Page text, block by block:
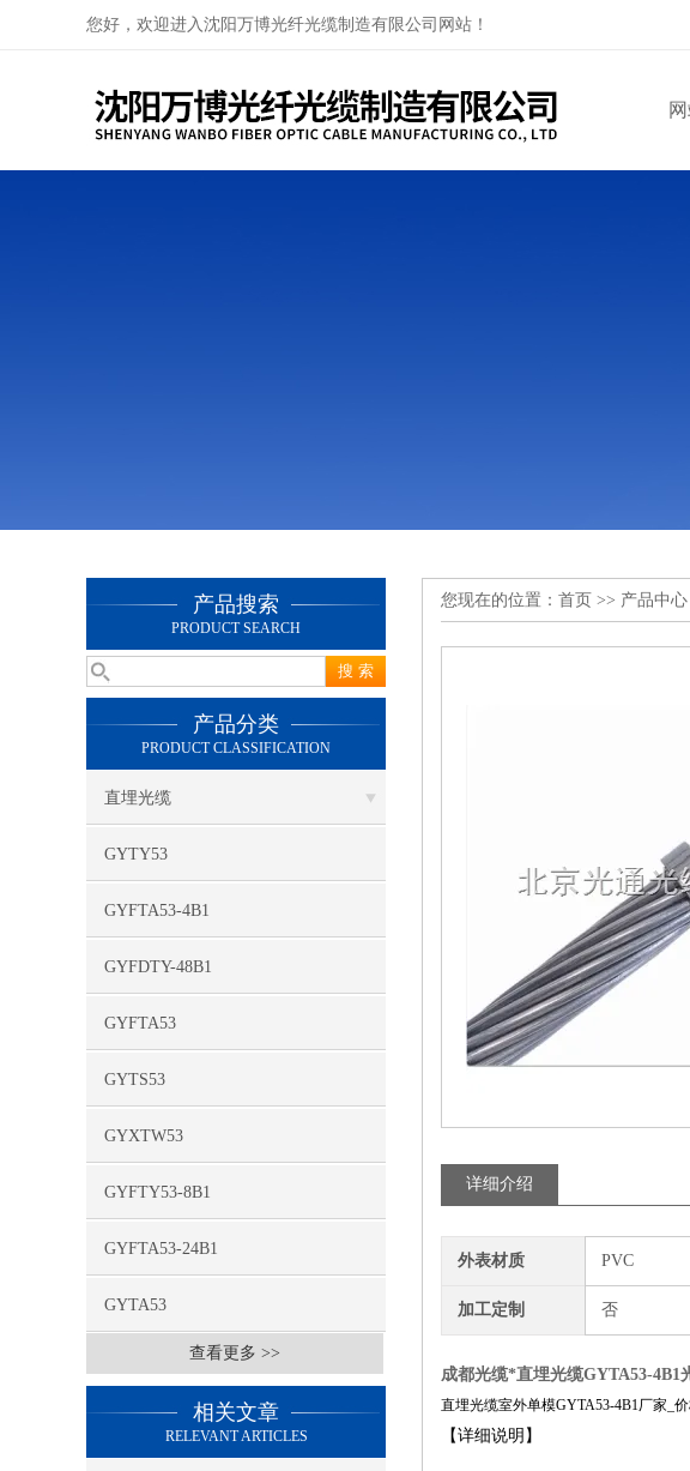
您好，欢迎进入沈阳万博光纤光缆制造有限公司网站！
产品搜索
PRODUCT SEARCH
产品分类
PRODUCT CLASSIFICATION
直埋光缆
GYTY53
GYFTA53-4B1
GYFDTY-48B1
GYFTA53
GYTS53
GYXTW53
GYFTY53-8B1
GYFTA53-24B1
GYTA53
查看更多 >>
相关文章
RELEVANT ARTICLES
您现在的位置： 首页 >> 产品中心
详细介绍
外表材质 PVC
加工定制 否
成都光缆*直埋光缆GYTA53-4B1
直埋光缆室外单模GYTA53-4B1厂家_
【详细说明】